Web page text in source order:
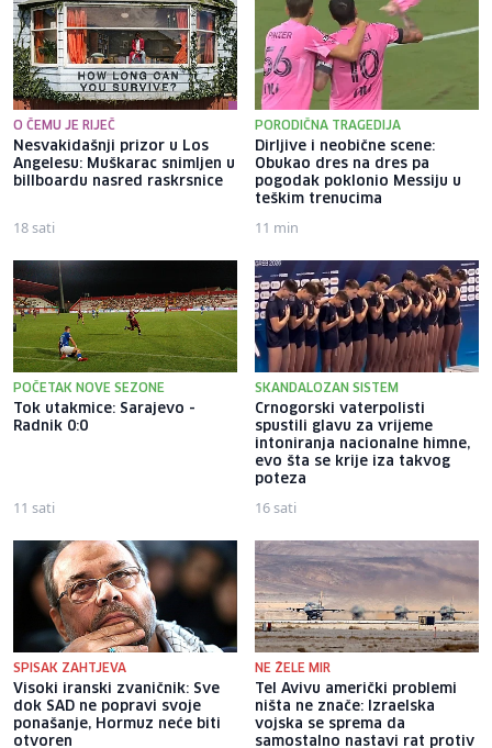
O ČEMU JE RIJEČ
Nesvakidašnji prizor u Los
Angelesu: Muškarac snimljen u
billboardu nasred raskrsnice
18 sati
PORODIČNA TRAGEDIJA
Dirljive i neobične scene:
Obukao dres na dres pa
pogodak poklonio Messiju u
teškim trenucima
11 min
POČETAK NOVE SEZONE
Tok utakmice: Sarajevo -
Radnik 0:0
11 sati
SKANDALOZAN SISTEM
Crnogorski vaterpolisti
spustili glavu za vrijeme
intoniranja nacionalne himne,
evo šta se krije iza takvog
poteza
16 sati
SPISAK ZAHTJEVA
Visoki iranski zvaničnik: Sve
dok SAD ne popravi svoje
ponašanje, Hormuz neće biti
otvoren
NE ŽELE MIR
Tel Avivu američki problemi
ništa ne znače: Izraelska
vojska se sprema da
samostalno nastavi rat protiv